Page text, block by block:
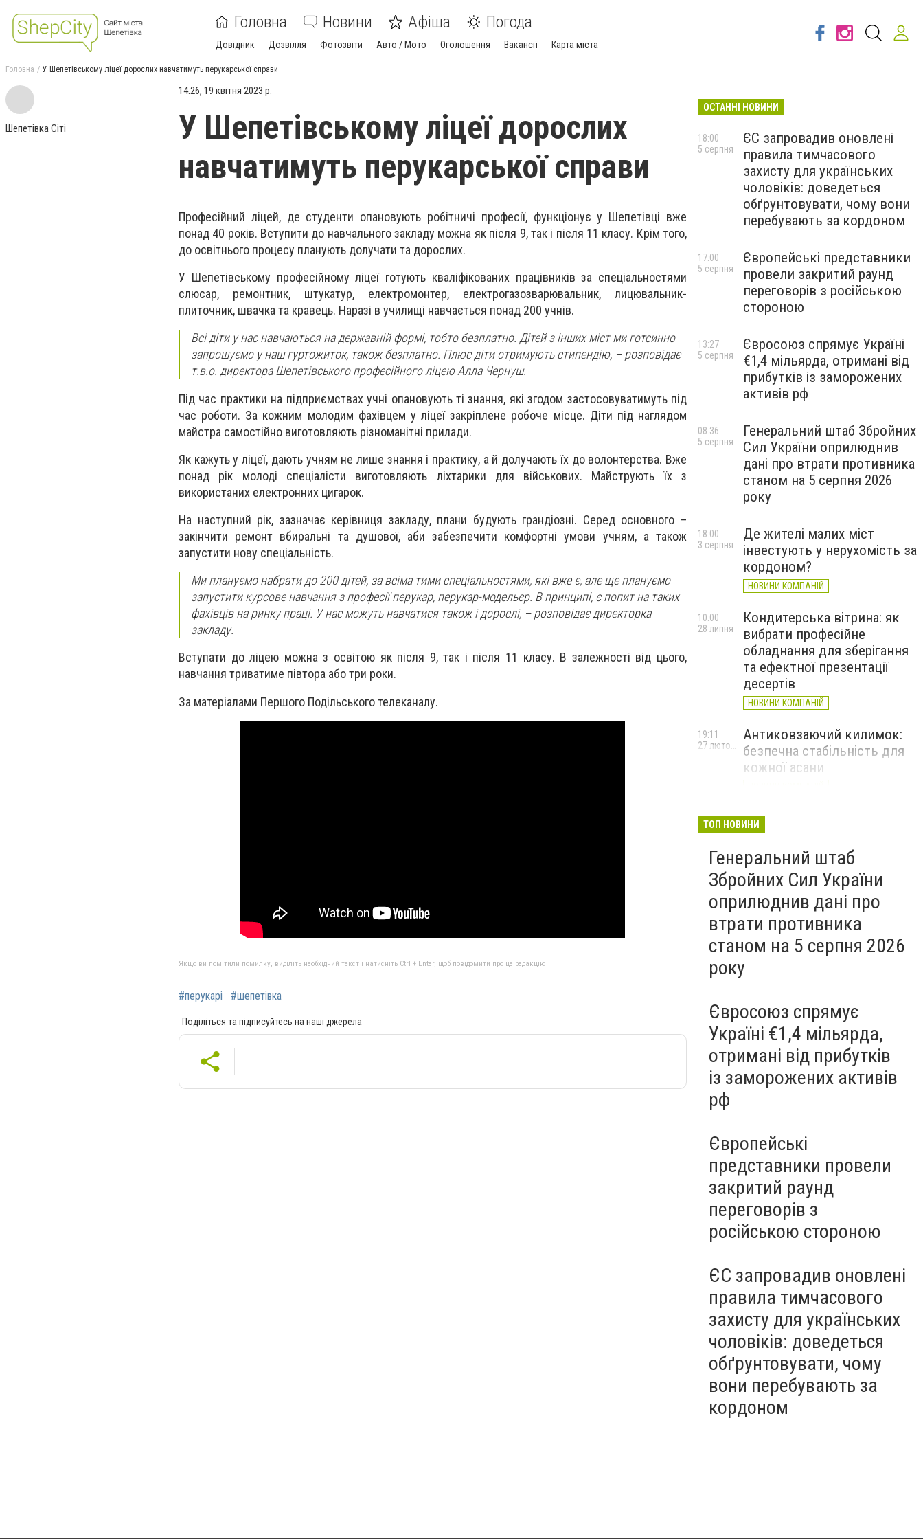
Головна Новини Афіша Погода
Довідник Дозвілля Фотозвіти Авто / Мото Оголошення Вакансії Карта міста
Головна У Шепетівському ліцеї дорослих навчатимуть перукарської справи
Шепетівка Сіті
14:26, 19 квітня 2023 р.
У Шепетівському ліцеї дорослих
навчатимуть перукарської справи
Професійний ліцей, де студенти опановують робітничі професії, функціонує у Шепетівці вже
понад 40 років. Вступити до навчального закладу можна як після 9, так і після 11 класу. Крім того,
до освітнього процесу планують долучати та дорослих.
У Шепетівському професійному ліцеї готують кваліфікованих працівників за спеціальностями
слюсар, ремонтник, штукатур, електромонтер, електрогазозварювальник, лицювальник-
плиточник, швачка та кравець. Наразі в училищі навчається понад 200 учнів.
Всі діти у нас навчаються на державній формі, тобто безплатно. Дітей з інших міст ми готсинно
запрошуємо у наш гуртожиток, також безплатно. Плюс діти отримують стипендію, – розповідає
т.в.о. директора Шепетівського професійного ліцею Алла Чернуш.
Під час практики на підприємствах учні опановують ті знання, які згодом застосовуватимуть під
час роботи. За кожним молодим фахівцем у ліцеї закріплене робоче місце. Діти під наглядом
майстра самостійно виготовляють різноманітні прилади.
Як кажуть у ліцеї, дають учням не лише знання і практику, а й долучають їх до волонтерства. Вже
понад рік молоді спеціалісти виготовляють ліхтарики для військових. Майструють їх з
використаних електронних цигарок.
На наступний рік, зазначає керівниця закладу, плани будують грандіозні. Серед основного –
закінчити ремонт вбиральні та душової, аби забезпечити комфортні умови учням, а також
запустити нову спеціальність.
Ми плануємо набрати до 200 дітей, за всіма тими спеціальностями, які вже є, але ще плануємо
запустити курсове навчання з професії перукар, перукар-модельєр. В принципі, є попит на таких
фахівців на ринку праці. У нас можуть навчатися також і дорослі, – розповідає директорка
закладу.
Вступати до ліцею можна з освітою як після 9, так і після 11 класу. В залежності від цього,
навчання триватиме півтора або три роки.
За матеріалами Першого Подільського телеканалу.
Якщо ви помітили помилку, виділіть необхідний текст і натисніть Ctrl + Enter, щоб повідомити про це редакцію
#перукарі #шепетівка
Поділіться та підписуйтесь на наші джерела
ОСТАННІ НОВИНИ
ЄС запровадив оновлені
правила тимчасового
захисту для українських
чоловіків: доведеться
обґрунтовувати, чому вони
перебувають за кордоном
18:00
5 серпня
Європейські представники
провели закритий раунд
переговорів з російською
стороною
17:00
5 серпня
Євросоюз спрямує Україні
€1,4 мільярда, отримані від
прибутків із заморожених
активів рф
13:27
5 серпня
Генеральний штаб Збройних
Сил України оприлюднив
дані про втрати противника
станом на 5 серпня 2026
року
08:36
5 серпня
Де жителі малих міст
інвестують у нерухомість за
кордоном?
НОВИНИ КОМПАНІЙ
18:00
3 серпня
Кондитерська вітрина: як
вибрати професійне
обладнання для зберігання
та ефектної презентації
десертів
НОВИНИ КОМПАНІЙ
10:00
28 липня
Антиковзаючий килимок:
безпечна стабільність для
кожної асани
19:11
Велика Британія оголосила
про новий пакет військової
та гуманітарної допомоги
Україні
17:20
24 лютого
ТОП НОВИНИ
Генеральний штаб
Збройних Сил України
оприлюднив дані про
втрати противника
станом на 5 серпня 2026
року
Євросоюз спрямує
Україні €1,4 мільярда,
отримані від прибутків
із заморожених активів
рф
Європейські
представники провели
закритий раунд
переговорів з
російською стороною
ЄС запровадив оновлені
правила тимчасового
захисту для українських
чоловіків: доведеться
обґрунтовувати, чому
вони перебувають за
кордоном